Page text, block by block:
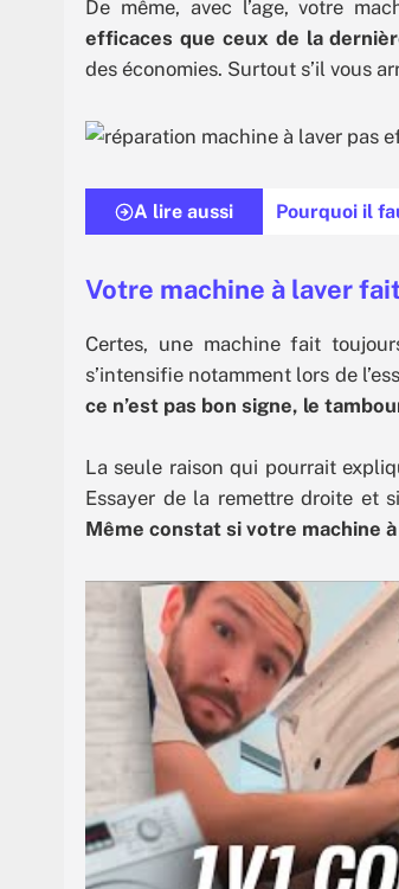
De même, avec l’age, votre
efficaces que ceux de la
des économies. Surtout s’il vous
A lire aussi Pourquoi il
Votre machine à laver
Certes, une machine fait
s’intensifie notamment lors de
ce n’est pas bon signe, le
La seule raison qui pourrait
Essayer de la remettre droite et
Même constat si votre machine